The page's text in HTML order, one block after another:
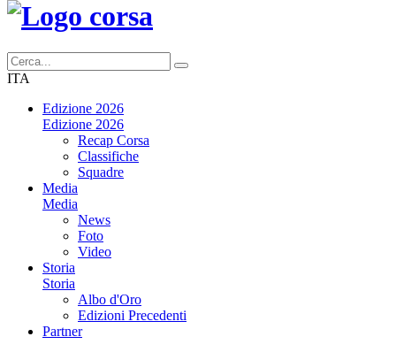
ITA
Edizione 2026
Edizione 2026
Recap Corsa
Classifiche
Squadre
Media
Media
News
Foto
Video
Storia
Storia
Albo d'Oro
Edizioni Precedenti
Partner